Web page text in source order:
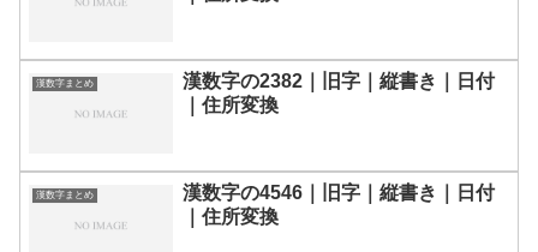
漢数字まとめ
漢数字の2382｜旧字｜縦書き｜日付
｜住所変換
漢数字まとめ
漢数字の4546｜旧字｜縦書き｜日付
｜住所変換